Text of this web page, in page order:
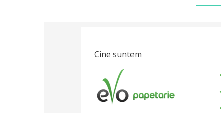
Cine suntem